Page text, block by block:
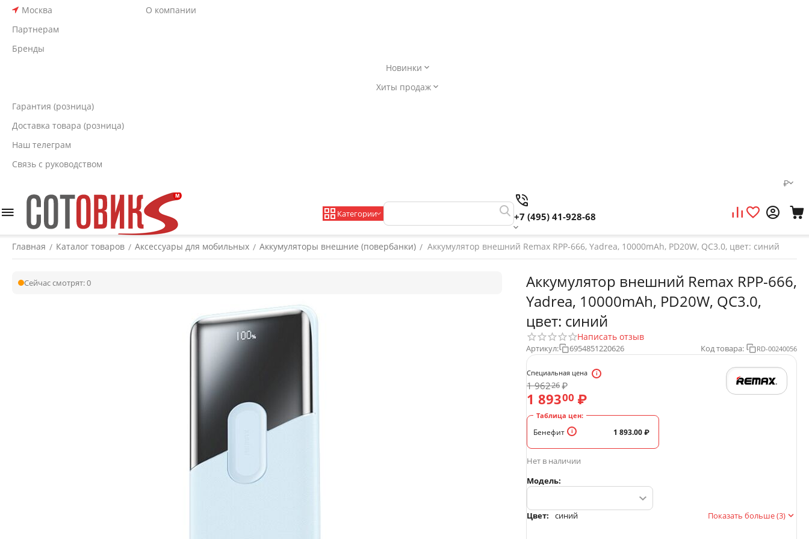
Москва
О компании
Партнерам
Бренды
Новинки
Хиты продаж
Гарантия (розница)
Доставка товара (розница)
Наш телеграм
Связь с руководством
₽
Категории +7 (495) 41-928-68
Главная / Каталог товаров / Аксессуары для мобильных / Аккумуляторы внешние (повербанки) / Аккумулятор внешний Remax RPP-666, Yadrea, 10000mAh, PD20W, QC3.0, цвет: синий
Сейчас смотрят:0
Аккумулятор внешний Remax RPP-666,
Yadrea, 10000mAh, PD20W, QC3.0,
цвет: синий
Написать отзыв
Артикул: 6954851220626 Код товара: RD-00240056
Специальная цена
1 96226₽
1 89300 ₽
Таблица цен:
Бенефит 1 893.00₽
Нет в наличии
Модель:
Цвет: синий Показать больше (3)